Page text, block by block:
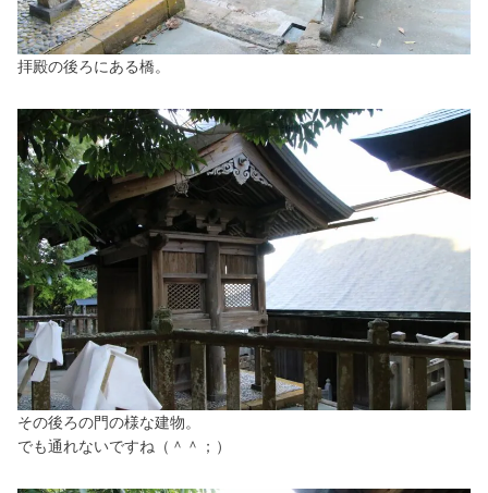
拝殿の後ろにある橋。
その後ろの門の様な建物。
でも通れないですね（＾＾；）